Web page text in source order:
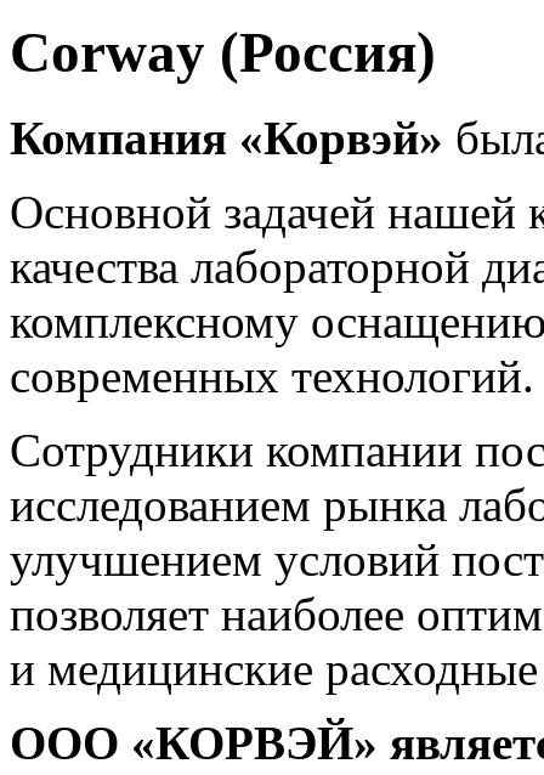
Corway (Россия)
Компания «Корвэй»
Основной задачей нашей
качества лабораторной
комплексному
современных технологий.
Сотрудники компании
исследованием рынка
улучшением условий
позволяет наиболее
и медицинские
ОOО «КОРВЭЙ»